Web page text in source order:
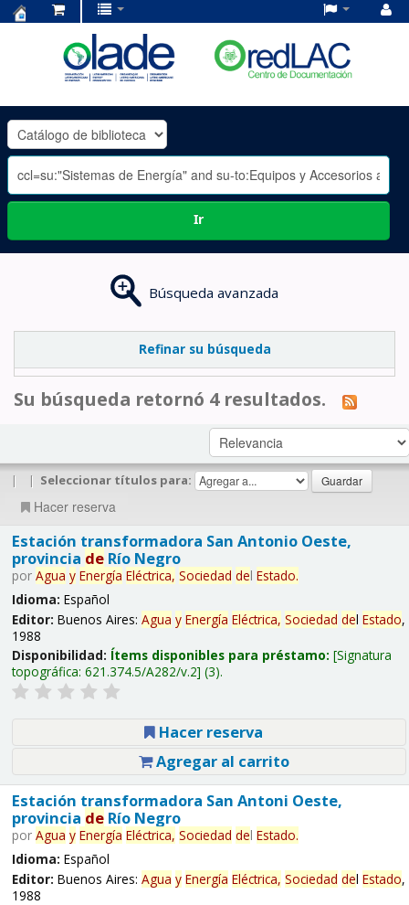
OLADE
-
Ir
Búsqueda avanzada
Refinar su búsqueda
Su búsqueda retornó 4 resultados.
| | Seleccionar títulos para:
Hacer reserva
Estación transformadora San Antonio Oeste,
provincia deRío Negro
por Agua y Energía Eléctrica, Sociedad del Estado.
Idioma: Español
Editor: Buenos Aires: Agua y Energía Eléctrica, Sociedad del Estado,
1988
Disponibilidad: Ítems disponibles para préstamo: Signatura
topográfica: 621.374.5/A282/v.2 (3).
Hacer reserva
Agregar al carrito
Estación transformadora San Antoni Oeste,
provincia deRío Negro
por Agua y Energía Eléctrica, Sociedad del Estado.
Idioma: Español
Editor: Buenos Aires: Agua y Energía Eléctrica, Sociedad del Estado,
1988